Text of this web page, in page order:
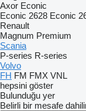
Axor Econic
Econic 2628 Econic
Renault
Magnum Premium
Scania
P-series R-series
Volvo
FH FM FMX VNL
hepsini göster
Bulunduğu yer
Belirli bir mesafe